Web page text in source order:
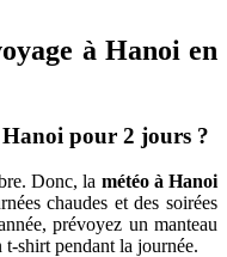
à Hanoi en
Hanoi pour 2 jours ?
Donc, la météo à Hanoi
chaudes et des soirées
prévoyez un manteau
shirt pendant la journée.